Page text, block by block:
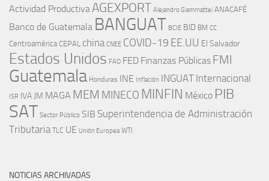
Actividad ProductivaAGEXPORT Alejandro Giammattei ANACAFÉ
Banco de Guatemala BANGUAT BCIE BID BM CC
Centroamérica CEPAL china CNEE COVID-19 EE.UU El Salvador
Estados Unidos FAO FED Finanzas Públicas FMI
Guatemala Honduras INE Inflación INGUAT Internacional
ISR IVA JM MAGA MEM MINECO MINFIN México PIB
SAT Sector Público SIB Superintendencia de Administración
Tributaria TLC UE Unión Europea WTI
NOTICIAS ARCHIVADAS